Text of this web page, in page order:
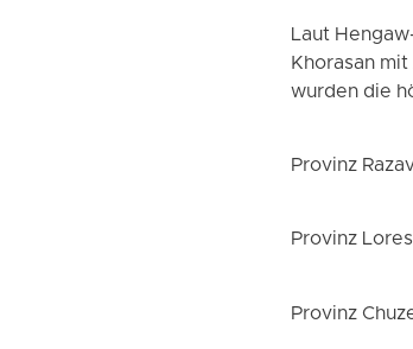
Laut
Khorasan
wurden die
Provinz
Provinz
Provinz